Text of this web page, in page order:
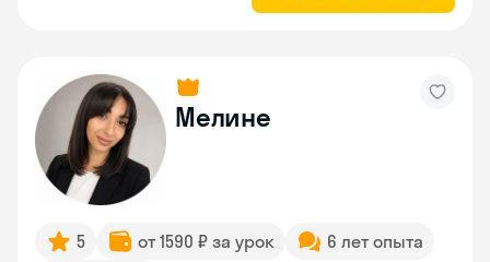
Мелине
5 от 1590 ₽ за урок
6 лет опыта